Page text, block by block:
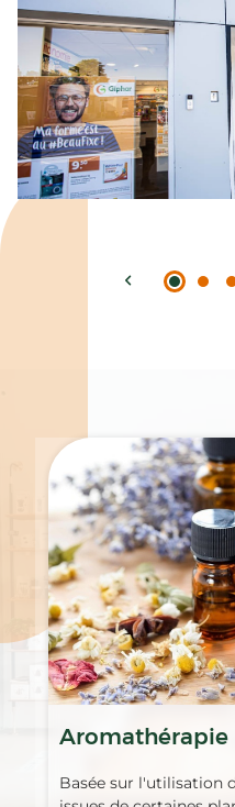
Aromathérapie
Basée sur l'utilisation